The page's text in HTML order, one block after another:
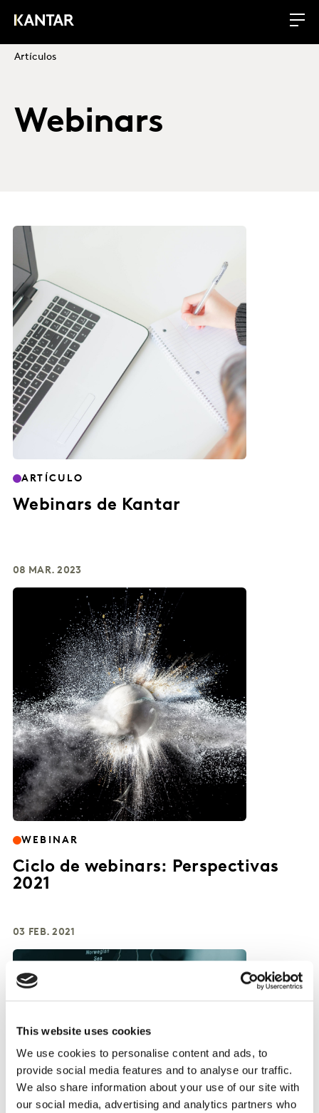
This website uses cookies
We use cookies to personalise content and ads, to
provide social media features and to analyse our traffic.
We also share information about your use of our site with
our social media, advertising and analytics partners who
Artículos
Webinars
ARTÍCULO
Webinars de Kantar
08 MAR. 2023
WEBINAR
Ciclo de webinars: Perspectivas
2021
03 FEB. 2021